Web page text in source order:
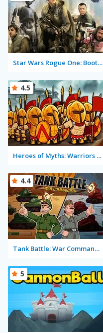
Star Wars Rogue One: Boots on the Ground
Heroes of Myths: Warriors of Gods
4.5
Tank Battle: War Commander
4.4
5